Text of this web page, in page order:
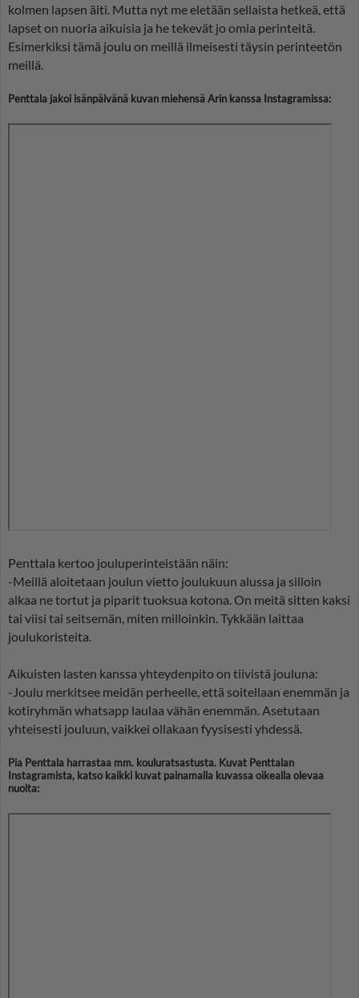
kolmen lapsen äiti. Mutta nyt me eletään sellaista hetkeä, että
lapset on nuoria aikuisia ja he tekevät jo omia perinteitä.
Esimerkiksi tämä joulu on meillä ilmeisesti täysin perinteetön
meillä.
Penttala jakoi isänpäivänä kuvan miehensä Arin kanssa Instagramissa:
Penttala kertoo jouluperinteistään näin:
-Meillä aloitetaan joulun vietto joulukuun alussa ja silloin
alkaa ne tortut ja piparit tuoksua kotona. On meitä sitten kaksi
tai viisi tai seitsemän, miten milloinkin. Tykkään laittaa
joulukoristeita.
Aikuisten lasten kanssa yhteydenpito on tiivistä jouluna:
-Joulu merkitsee meidän perheelle, että soitellaan enemmän ja
kotiryhmän whatsapp laulaa vähän enemmän. Asetutaan
yhteisesti jouluun, vaikkei ollakaan fyysisesti yhdessä.
Pia Penttala harrastaa mm. kouluratsastusta. Kuvat Penttalan
Instagramista, katso kaikki kuvat painamalla kuvassa oikealla olevaa
nuolta: